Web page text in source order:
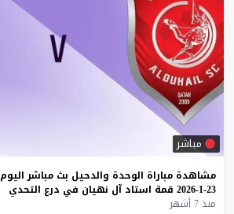
مباشر
مشاهدة مباراة الوحدة والدحيل بث مباشر اليوم
23-1-2026
قمة استاد آل نهيان في درع التحدي
منذ 7 أشهر